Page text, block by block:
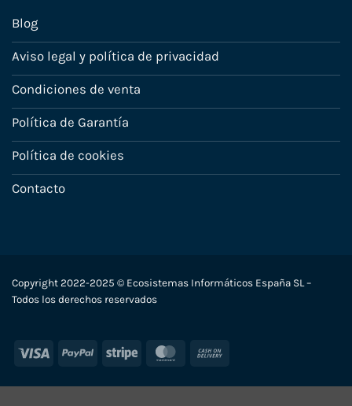
Blog
Aviso legal y política de privacidad
Condiciones de venta
Política de Garantía
Política de cookies
Contacto
Copyright 2022-2025 © Ecosistemas Informáticos España SL –
Todos los derechos reservados
Visa PayPal Stripe MasterCard